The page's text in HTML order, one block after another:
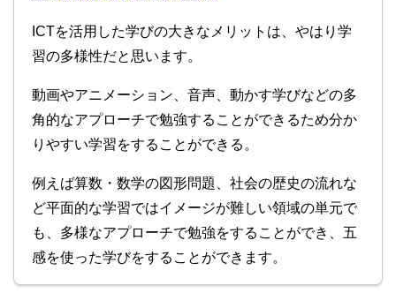
ICTを活用した学びの大きなメリットは、やはり学
習の多様性だと思います。
動画やアニメーション、音声、動かす学びなどの多
角的なアプローチで勉強することができるため分か
りやすい学習をすることができる。
例えば算数・数学の図形問題、社会の歴史の流れな
ど平面的な学習ではイメージが難しい領域の単元で
も、多様なアプローチで勉強をすることができ、五
感を使った学びをすることができます。